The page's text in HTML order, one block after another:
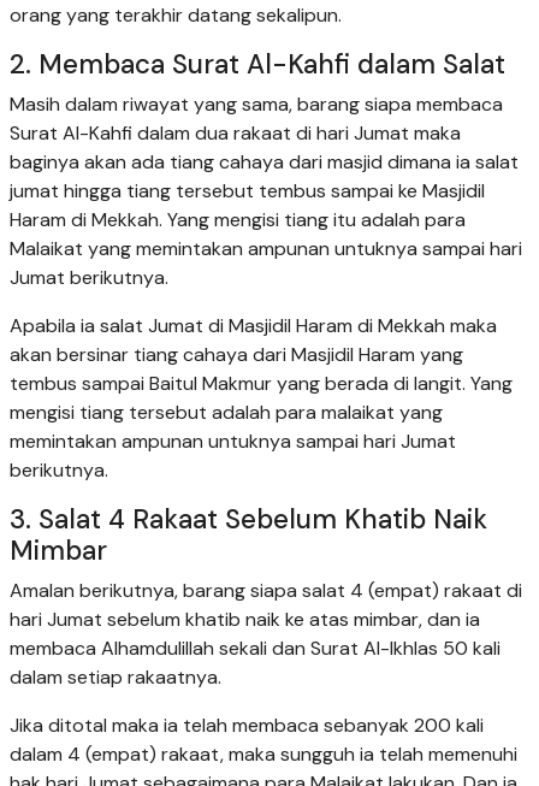
orang yang terakhir datang sekalipun.
2. Membaca Surat Al-Kahfi dalam Salat
Masih dalam riwayat yang sama, barang siapa membaca
Surat Al-Kahfi dalam dua rakaat di hari Jumat maka
baginya akan ada tiang cahaya dari masjid dimana ia salat
jumat hingga tiang tersebut tembus sampai ke Masjidil
Haram di Mekkah. Yang mengisi tiang itu adalah para
Malaikat yang memintakan ampunan untuknya sampai hari
Jumat berikutnya.
Apabila ia salat Jumat di Masjidil Haram di Mekkah maka
akan bersinar tiang cahaya dari Masjidil Haram yang
tembus sampai Baitul Makmur yang berada di langit. Yang
mengisi tiang tersebut adalah para malaikat yang
memintakan ampunan untuknya sampai hari Jumat
berikutnya.
3. Salat 4 Rakaat Sebelum Khatib Naik
Mimbar
Amalan berikutnya, barang siapa salat 4 (empat) rakaat di
hari Jumat sebelum khatib naik ke atas mimbar, dan ia
membaca Alhamdulillah sekali dan Surat Al-Ikhlas 50 kali
dalam setiap rakaatnya.
Jika ditotal maka ia telah membaca sebanyak 200 kali
dalam 4 (empat) rakaat, maka sungguh ia telah memenuhi